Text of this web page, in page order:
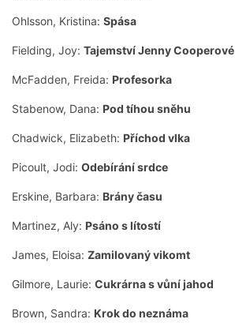
Ohlsson, Kristina: Spása
Fielding, Joy: Tajemství Jenny Cooperové
McFadden, Freida: Profesorka
Stabenow, Dana: Pod tíhou sněhu
Chadwick, Elizabeth: Příchod vlka
Picoult, Jodi: Odebírání srdce
Erskine, Barbara: Brány času
Martinez, Aly: Psáno s lítostí
James, Eloisa: Zamilovaný vikomt
Gilmore, Laurie: Cukrárna s vůní jahod
Brown, Sandra: Krok do neznáma